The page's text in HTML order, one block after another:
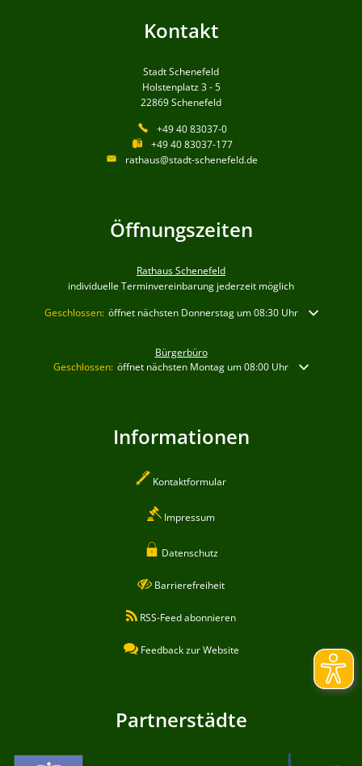
Kontakt
Stadt Schenefeld
Holstenplatz 3 - 5
22869Schenefeld
+49 40 83037-0
+49 40 83037-177
rathaus@stadt-schenefeld.de
Öffnungszeiten
Rathaus Schenefeld
individuelle Terminvereinbarung jederzeit möglich
Klicken, um weitere Öffnungs- oder Schließzeiten auszublenden
Geschlossen: öffnet nächsten Donnerstag um 08:30 Uhr
Bürgerbüro
Klicken, um weitere Öffnungs- oder Schließzeiten auszublenden
Geschlossen: öffnet nächsten Montag um 08:00 Uhr
Informationen
Kontaktformular
Impressum
Datenschutz
Barrierefreiheit
RSS-Feed abonnieren
Feedback zur Website
Partnerstädte